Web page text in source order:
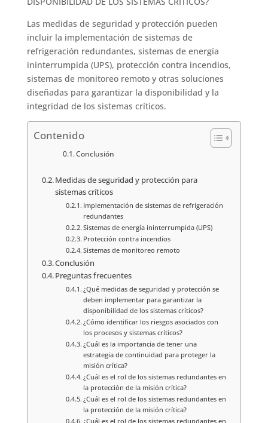
Las medidas de seguridad y protección pueden
incluir la implementación de sistemas de
refrigeración redundantes, sistemas de energía
ininterrumpida (UPS), protección contra incendios,
sistemas de monitoreo remoto y otras soluciones
diseñadas para garantizar la disponibilidad y la
integridad de los sistemas críticos.
Contenido
Conclusión
Medidas de seguridad y protección para
sistemas críticos
Implementación de sistemas de refrigeración
redundantes
Sistemas de energía ininterrumpida (UPS)
Protección contra incendios
Sistemas de monitoreo remoto
Conclusión
Preguntas frecuentes
¿Qué medidas de seguridad y protección se
deben implementar para garantizar la
disponibilidad de los sistemas críticos?
¿Cómo identificar los riesgos asociados con
los procesos y sistemas críticos?
¿Cuál es la importancia de tener una
estrategia de continuidad para proteger la
misión crítica?
¿Cuál es el rol de los sistemas redundantes en
la protección de la misión crítica?
¿Cuál es el rol de los sistemas redundantes en
la protección de la misión crítica?
¿Cuál es el rol de los sistemas redundantes en